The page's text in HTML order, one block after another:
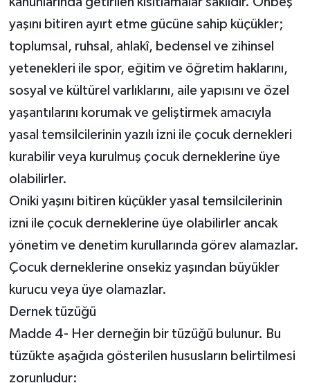
yaşını bitiren ayırt etme gücüne sahip küçükler;
toplumsal, ruhsal, ahlakî, bedensel ve zihinsel
yetenekleri ile spor, eğitim ve öğretim haklarını,
sosyal ve kültürel varlıklarını, aile yapısını ve özel
yaşantılarını korumak ve geliştirmek amacıyla
yasal temsilcilerinin yazılı izni ile çocuk dernekleri
kurabilir veya kurulmuş çocuk derneklerine üye
olabilirler.
Oniki yaşını bitiren küçükler yasal temsilcilerinin
izni ile çocuk derneklerine üye olabilirler ancak
yönetim ve denetim kurullarında görev alamazlar.
Çocuk derneklerine onsekiz yaşından büyükler
kurucu veya üye olamazlar.
Dernek tüzüğü
Madde 4- Her derneğin bir tüzüğü bulunur. Bu
tüzükte aşağıda gösterilen hususların belirtilmesi
zorunludur: